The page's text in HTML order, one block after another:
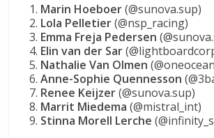
Marin Hoeboer(@sunova.sup)
Lola Pelletier(@nsp_racing)
Emma Freja Pedersen
Elin van der Sar
Nathalie Van Olmen
Anne-Sophie Quennesson
Renee Keijzer(@sunova.sup)
Marrit Miedema (@mistral_int)
Stinna Morell Lerche